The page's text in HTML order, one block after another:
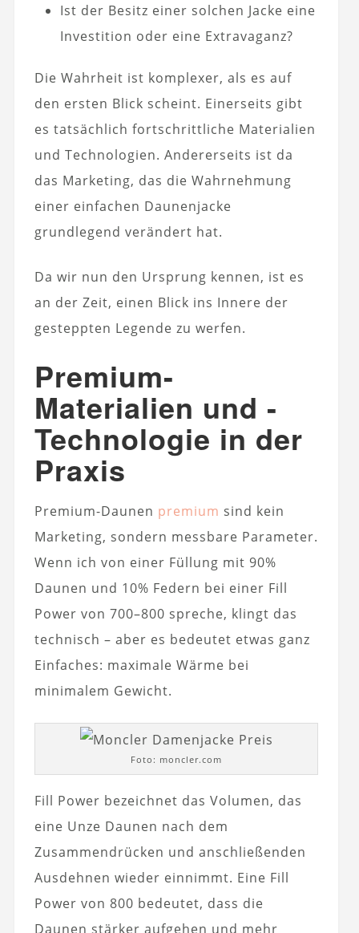
Ist der Besitz einer solchen Jacke eine
Investition oder eine Extravaganz?
Die Wahrheit ist komplexer, als es auf
den ersten Blick scheint. Einerseits gibt
es tatsächlich fortschrittliche Materialien
und Technologien. Andererseits ist da
das Marketing, das die Wahrnehmung
einer einfachen Daunenjacke
grundlegend verändert hat.
Da wir nun den Ursprung kennen, ist es
an der Zeit, einen Blick ins Innere der
gesteppten Legende zu werfen.
Premium-
Materialien und -
Technologie in der
Praxis
Premium-Daunen premium sind kein
Marketing, sondern messbare Parameter.
Wenn ich von einer Füllung mit 90%
Daunen und 10% Federn bei einer Fill
Power von 700–800 spreche, klingt das
technisch – aber es bedeutet etwas ganz
Einfaches: maximale Wärme bei
minimalem Gewicht.
Foto: moncler.com
Fill Power bezeichnet das Volumen, das
eine Unze Daunen nach dem
Zusammendrücken und anschließenden
Ausdehnen wieder einnimmt. Eine Fill
Power von 800 bedeutet, dass die
Daunen stärker aufgehen und mehr